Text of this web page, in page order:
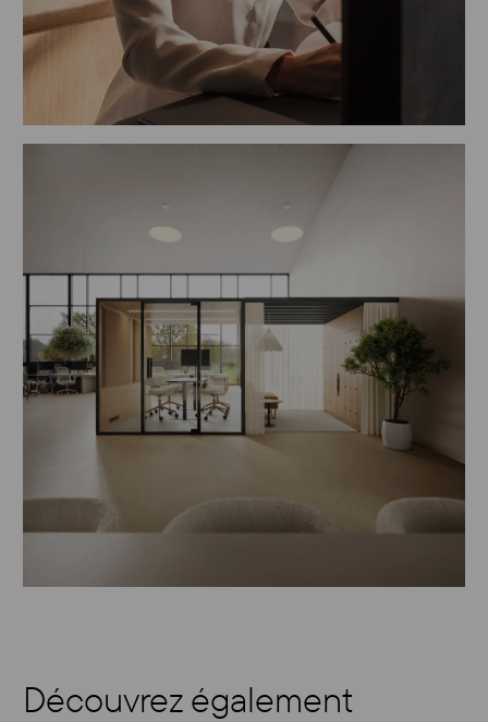
Découvrez également